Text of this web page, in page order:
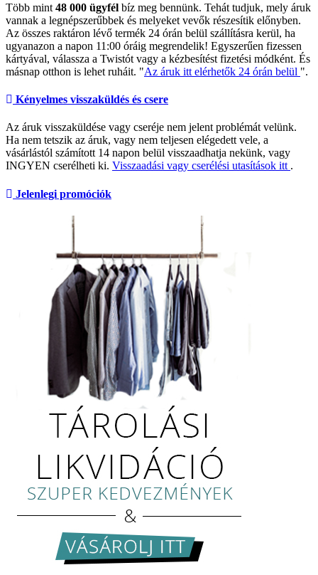
Több mint 48 000 ügyfél bíz meg bennünk. Tehát tudjuk, mely áruk
vannak a legnépszerűbbek és melyeket vevők részesítik előnyben.
Az összes raktáron lévő termék 24 órán belül szállításra kerül, ha
ugyanazon a napon 11:00 óráig megrendelik! Egyszerűen fizessen
kártyával, válassza a Twistót vagy a kézbesítést fizetési módként. És
másnap otthon is lehet ruháit. "Az áruk itt elérhetők 24 órán belül ".
Kényelmes visszaküldés és csere
Az áruk visszaküldése vagy cseréje nem jelent problémát velünk.
Ha nem tetszik az áruk, vagy nem teljesen elégedett vele, a
vásárlástól számított 14 napon belül visszaadhatja nekünk, vagy
INGYEN cserélheti ki. Visszaadási vagy cserélési utasítások itt .
Jelenlegi promóciók